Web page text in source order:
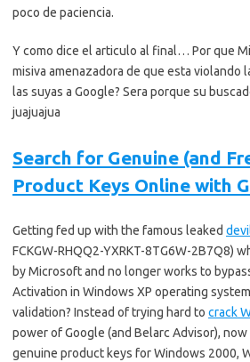
poco de paciencia.
Y como dice el articulo al final… Por que
misiva amenazadora de que esta violando
las suyas a Google? Sera porque su
juajuajua
Search for Genuine (and
Product Keys Online with
Getting fed up with the famous leaked 
FCKGW-RHQQ2-YXRKT-8TG6W-2B7Q8)
by Microsoft and no longer works to
Activation in Windows XP operating
validation? Instead of trying hard to crack
power of Google (and Belarc Advisor),
genuine product keys for Windows 2000,